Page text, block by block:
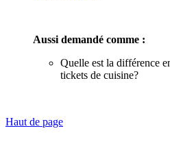
Aussi demandé comme :
Quelle est la différence
tickets de cuisine?
Haut de page